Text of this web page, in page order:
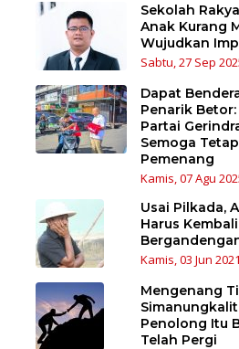
Sekolah
Anak Kurang
Wujudkan
Sabtu, 27 Sep
Dapat
Penarik
Partai
Semoga
Pemenang
Kamis, 07 Agu
Usai Pilkada,
Harus Kembali
Kamis, 03 Jun
Mengenang
Penolong Itu
Telah Pergi